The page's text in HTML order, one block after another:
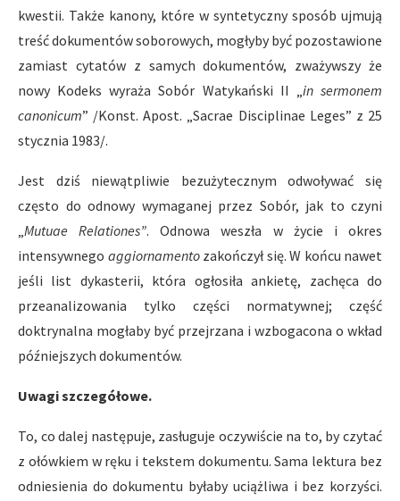
kwestii. Także kanony, które w syntetyczny sposób ujmują
treść dokumentów soborowych, mogłyby być pozostawione
zamiast cytatów z samych dokumentów, zważywszy że
nowy Kodeks wyraża Sobór Watykański II „in sermonem
canonicum” /Konst. Apost. „Sacrae Disciplinae Leges” z 25
stycznia 1983/.
Jest dziś niewątpliwie bezużytecznym odwoływać się
często do odnowy wymaganej przez Sobór, jak to czyni
„Mutuae Relationes”. Odnowa weszła w życie i okres
intensywnego aggiornamentozakończył się. W końcu nawet
jeśli list dykasterii, która ogłosiła ankietę, zachęca do
przeanalizowania tylko części normatywnej; część
doktrynalna mogłaby być przejrzana i wzbogacona o wkład
późniejszych dokumentów.
Uwagi szczegółowe.
To, co dalej następuje, zasługuje oczywiście na to, by czytać
z ołówkiem w ręku i tekstem dokumentu. Sama lektura bez
odniesienia do dokumentu byłaby uciążliwa i bez korzyści.